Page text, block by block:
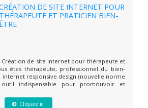
DE SITE INTERNET POUR
THÉRAPEUTE ET PRATICIEN BIEN-
ÊTRE
de site internet pour thérapeute et
êtes thérapeute, professionnel du bien-
internet responsive design (nouvelle norme
indispensable pour promouvoir et
Cliquez ici